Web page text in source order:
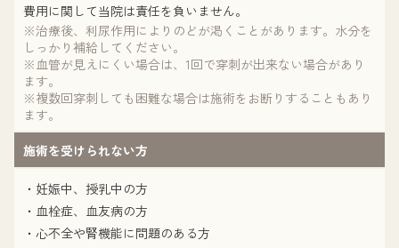
費用に関して当院は責任を負いません。
※治療後、利尿作用によりのどが渇くことがあります。水分を
しっかり補給してください。
※血管が見えにくい場合は、1回で穿刺が出来ない場合があり
ます。
※複数回穿刺しても困難な場合は施術をお断りすることもあり
ます。
施術を受けられない方
・妊娠中、授乳中の方
・血栓症、血友病の方
・心不全や腎機能に問題のある方